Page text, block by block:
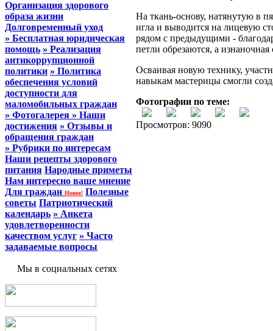
Организация здорового
образа жизни
Долговременный уход
» Бесплатная юридическая
помощь » Реализация
антикоррупционной
политики » Политика
обеспечения условий
доступности для
маломобильных граждан
» Фотогалерея » Наши
достижения » Отзывы и
обращения граждан
» Рубрики по интересам
Наши рецепты здорового
питания Народные приметы
Нам интересно ваше мнение
Для граждан Новое! Полезные
советы Патриотический
календарь » Анкета
удовлетворенности
качеством услуг » Часто
задаваемые вопросы
Мы в социальных сетях
На ткань-основу, натянутую в
игла и выводится на лицевую
рядом с предыдущими -
петли обрезаются, а изнаночная
Осваивая новую технику,
навыкам мастерицы смогли
Фотографии по теме:
Просмотров: 9090